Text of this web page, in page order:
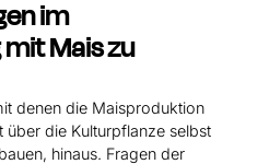
im
Mais zu
denen die Maisproduktion
die Kulturpflanze selbst
hinaus. Fragen der